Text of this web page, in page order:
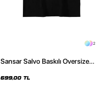
2
Sansar Salvo Baskılı Oversize
699,00 TL